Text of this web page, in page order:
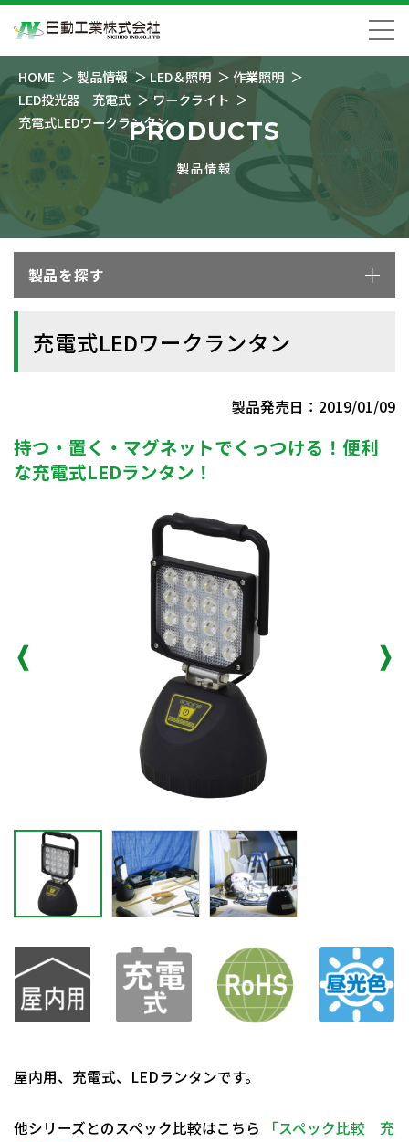
HOME 製品情報 LED＆照明
作業照明
LED投光器 充電式
ワークライト
充電式LEDワークランタンPRODUCTS
製品情報
製品を探す
充電式LEDワークランタン
製品発売日：2019/01/09
持つ・置く・マグネットでくっつける！便利
な充電式LEDランタン！
屋内用、充電式、LEDランタンです。
他シリーズとのスペック比較はこちら
「スペック比較 充